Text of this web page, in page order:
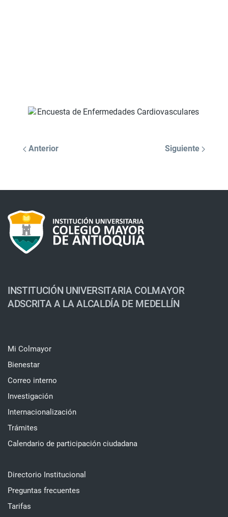
Anterior Siguiente
INSTITUCIÓN UNIVERSITARIA COLMAYOR
ADSCRITA A LA ALCALDÍA DE MEDELLÍN
Mi Colmayor
Bienestar
Correo interno
Investigación
Internacionalización
Trámites
Calendario de participación ciudadana
Directorio Institucional
Preguntas frecuentes
Tarifas